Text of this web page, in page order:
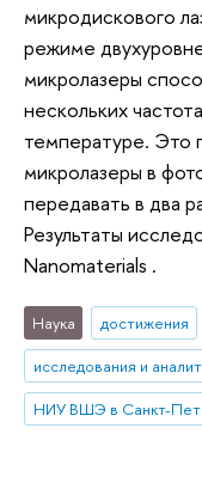
микродискового
режиме
микролазеры
нескольких
температуре. Это
микролазеры в
передавать в два
Результаты
Nanomaterials .
Наука достижения
исследования и
НИУ ВШЭ в Санкт-